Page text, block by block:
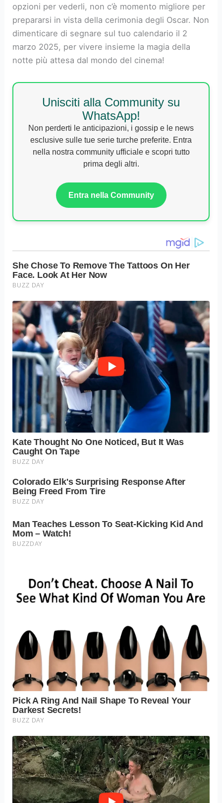
opzioni per vederli, non c’è momento migliore per
prepararsi in vista della cerimonia degli Oscar. Non
dimenticare di segnare sul tuo calendario il 2
marzo 2025, per vivere insieme la magia della
notte più attesa dal mondo del cinema!
Unisciti alla Community su
WhatsApp!
Non perderti le anticipazioni, i gossip e le news
esclusive sulle tue serie turche preferite. Entra
nella nostra community ufficiale e scopri tutto
prima degli altri.
Entra nella Community